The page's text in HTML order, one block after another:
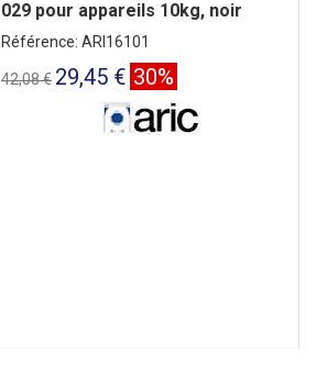
029 pour appareils 10kg, noir
Référence: ARI16101
42,08 € 29,45 € 30%